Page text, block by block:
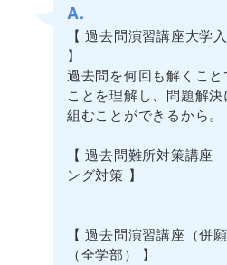
A.
【 過去問演習講座大学
】
過去問を何回も解くこ
ことを理解し、問題解
組むことができるから。
【 過去問難所対策講
ング対策 】
【 過去問演習講座（
（全学部） 】